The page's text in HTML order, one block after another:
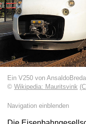
Ein V250 von
© Wikipedia: Mauritsvink
Navigation einblenden